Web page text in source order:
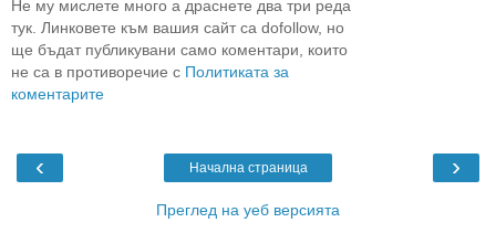
Не му мислете много а драснете два три реда
тук. Линковете към вашия сайт са dofollow, но
ще бъдат публикувани само коментари, които
не са в противоречие с Политиката за
коментарите
‹ ›
Начална страница
Преглед на уеб версията